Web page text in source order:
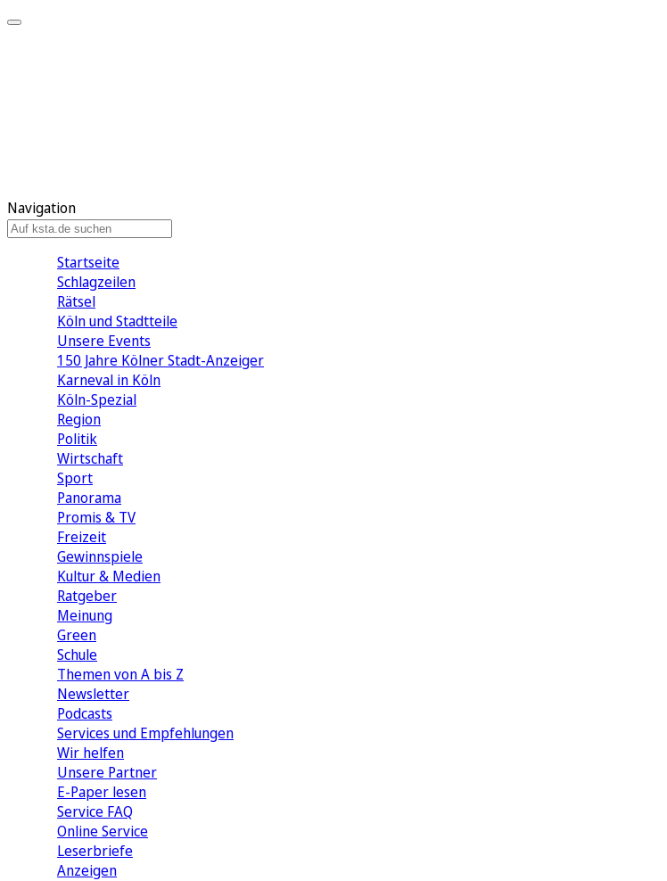
Navigation
Startseite
Schlagzeilen
Rätsel
Köln und Stadtteile
Unsere Events
150 Jahre Kölner Stadt-Anzeiger
Karneval in Köln
Köln-Spezial
Region
Politik
Wirtschaft
Sport
Panorama
Promis & TV
Freizeit
Gewinnspiele
Kultur & Medien
Ratgeber
Meinung
Green
Schule
Themen von A bis Z
Newsletter
Podcasts
Services und Empfehlungen
Wir helfen
Unsere Partner
E-Paper lesen
Service FAQ
Online Service
Leserbriefe
Anzeigen